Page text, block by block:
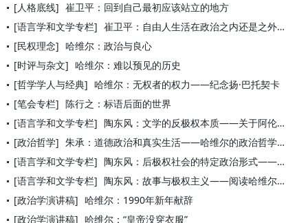
[人格底线] 崔卫平：回到自己最初应该站立的地方
[语言学和文学专栏] 崔卫平：自由人生活在政治之内还是之外？
[民权理念] 哈维尔：政治与良心
[时评与杂文] 哈维尔：难以预见的历史
[哲学学人与经典] 哈维尔：无权者的权力——纪念扬·巴托契卡
[笔会专栏] 陈行之：标语后面的世界
[语言学和文学专栏] 陶东风：文学的反极权本质——关于阿伦特、哈维尔的阅读笔记
[政治哲学] 朱承：道德政治和真实生活——哈维尔的政治哲学初探
[语言学和文学专栏] 陶东风：后极权社会的特定政治形式——生活在真实中与“反政治的
[语言学和文学专栏] 陶东风：故事与极权主义——阅读哈维尔之二
[政治学演讲稿] 哈维尔：1990年新年献辞
[政治学演讲稿] 哈维尔：“皇帝没穿衣服”